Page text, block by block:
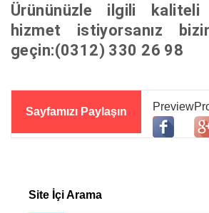
Ürününüzle ilgili
hizmet istiyorsanız
geçin:(0312) 330 26 98
Sayfamızı Paylaşın
Site İçi Arama